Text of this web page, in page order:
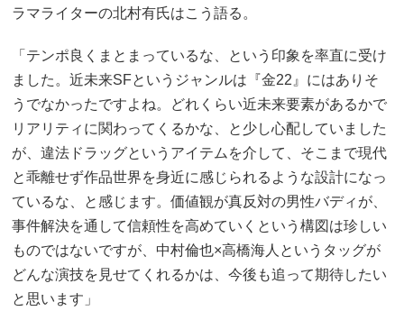
ラマライターの北村有氏はこう語る。
「テンポ良くまとまっているな、という印象を率直に受け
ました。近未来SFというジャンルは『金22』にはありそ
うでなかったですよね。どれくらい近未来要素があるかで
リアリティに関わってくるかな、と少し心配していました
が、違法ドラッグというアイテムを介して、そこまで現代
と乖離せず作品世界を身近に感じられるような設計になっ
ているな、と感じます。価値観が真反対の男性バディが、
事件解決を通して信頼性を高めていくという構図は珍しい
ものではないですが、中村倫也×高橋海人というタッグが
どんな演技を見せてくれるかは、今後も追って期待したい
と思います」